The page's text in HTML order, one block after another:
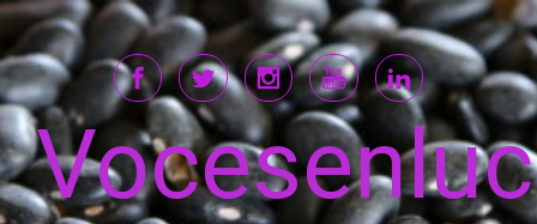
Saltar al contenido principal